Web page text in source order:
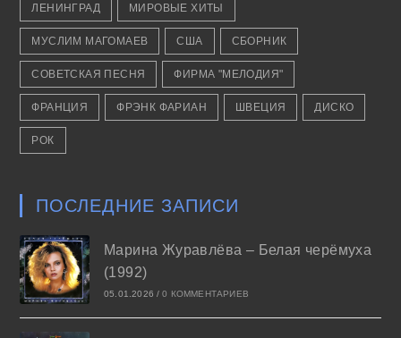
ЛЕНИНГРАД МИРОВЫЕ ХИТЫ
МУСЛИМ МАГОМАЕВ США СБОРНИК
СОВЕТСКАЯ ПЕСНЯ ФИРМА "МЕЛОДИЯ"
ФРАНЦИЯ ФРЭНК ФАРИАН ШВЕЦИЯ ДИСКО
РОК
ПОСЛЕДНИЕ ЗАПИСИ
Марина Журавлёва – Белая черёмуха
(1992)
05.01.2026 / 0 КОММЕНТАРИЕВ